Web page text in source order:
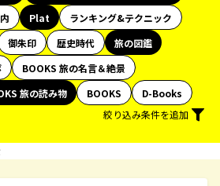
Plat
ランキング&テクニック
御朱印 歴史時代
旅の図鑑
BOOKS 旅の名言＆絶景
旅の読み物 BOOKS
D-Books
絞り込み条件を追加